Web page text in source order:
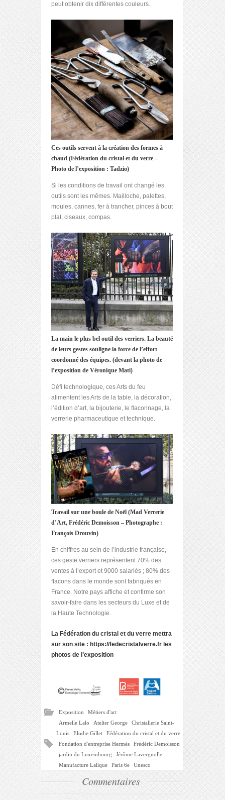
peut obtenir dix différentes couleurs.
Ces outils servent à la création des formes à
chaud (Fédération du cristal et du verre –
Photo de l’exposition : Tadzio)
Si les conditions de travail ont changé les
outils sont les mêmes. Mailloche, palettes,
moules, cannes, fer à trancher, pinces à bout
plat, ciseaux, compas.
La main le plus bel outil des verriers. La beauté
de leurs gestes souligne la force de l’effort
coordonné des équipes. (devant la photo de
l’exposition de Véronique Mati)
Défi technologique, ces Arts du feu
alimentent les Arts de la table, la décoration,
l’édition d’art, la bijouterie, le flaconnage, la
verrerie pharmaceutique et technique.
Travail sur une boule de Noël (Mad Verrerie
d’Art, Frédéric Demoisson – Photographe :
François Drouvin)
En chiffres au sein de l’industrie française,
ces geste verriers représentent 70% des
ventes à l’export et 9000 salariés ; 80% des
flacons dans le monde sont fabriqués en
France. Notre pays affiche et confirme son
savoir-faire dans les secteurs du Luxe et de
la Haute Technologie.
La Fédération du cristal et du verre mettra
sur son site : https://fedecristalverre.fr les
photos de l’exposition
Exposition
Métiers d'art
Armelle Lalo
Atelier George
Christallerie Saint-
Louis
Elodie Gillet
Fédération du cristal et du verre
Fondation d'entreprise Hermès
Frédéric Demoisson
jardin du Luxembourg
Jérôme Lavergnolle
Manufacture Lalique
Paris 6e Unesco
Commentaires